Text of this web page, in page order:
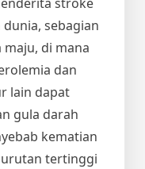
sebagian
di mana
dan
lain dapat
gula darah
kematian
tertinggi